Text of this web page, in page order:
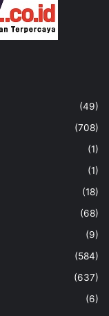
(49)
(708)
(1)
(1)
(18)
(68)
(9)
(584)
(637)
(6)